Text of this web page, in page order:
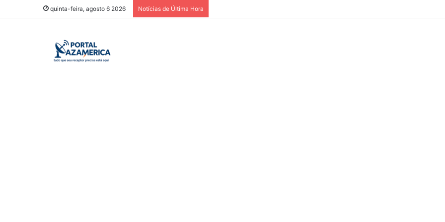
quinta-feira, agosto 6 2026 Notícias de Última Hora